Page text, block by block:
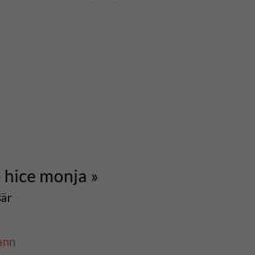
monja »